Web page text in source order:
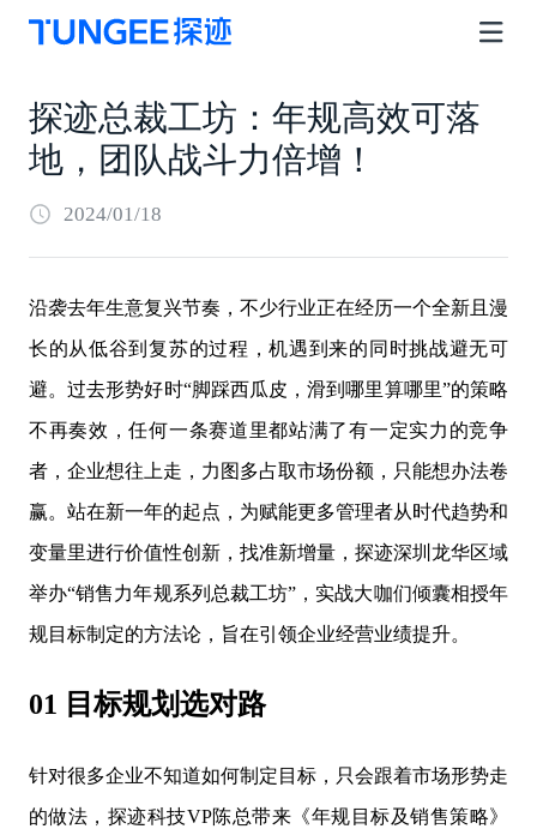
探迹总裁工坊：年规高效可落
地，团队战斗力倍增！
2024/01/18
沿袭去年生意复兴节奏，不少行业正在经历一个全新且漫
长的从低谷到复苏的过程，机遇到来的同时挑战避无可
避。过去形势好时“脚踩西瓜皮，滑到哪里算哪里”的策略
不再奏效，任何一条赛道里都站满了有一定实力的竞争
者，企业想往上走，力图多占取市场份额，只能想办法卷
赢。站在新一年的起点，为赋能更多管理者从时代趋势和
变量里进行价值性创新，找准新增量，探迹深圳龙华区域
举办“销售力年规系列总裁工坊”，实战大咖们倾囊相授年
规目标制定的方法论，旨在引领企业经营业绩提升。
01 目标规划选对路
针对很多企业不知道如何制定目标，只会跟着市场形势走
的做法，探迹科技VP陈总带来《年规目标及销售策略》